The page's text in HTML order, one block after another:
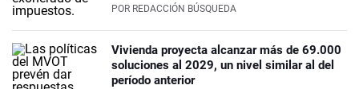
POR REDACCIÓN BÚSQUEDA
Vivienda proyecta alcanzar más de 69.000
soluciones al 2029, un nivel similar al del
período anterior